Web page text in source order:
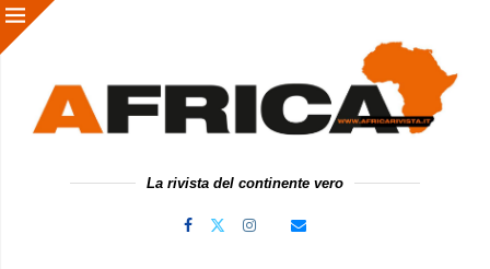
La rivista del continente vero